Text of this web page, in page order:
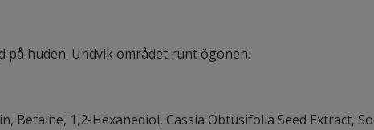
på huden. Undvik området runt ögonen.
Betaine, 1,2-Hexanediol, Cassia Obtusifolia Seed Extract,